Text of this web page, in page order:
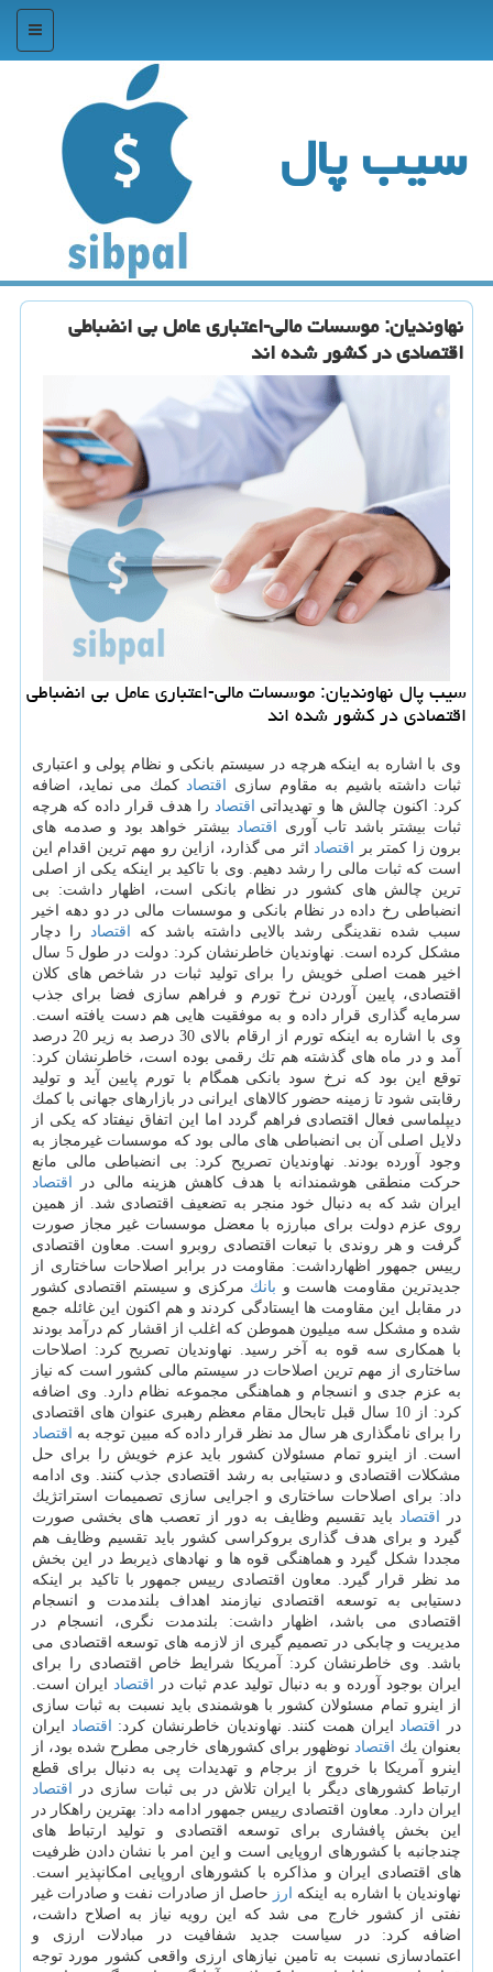
منو
سیب پال
نهاوندیان: موسسات مالی-اعتباری عامل بی انضباطی
اقتصادی در كشور شده اند
سیب پال نهاوندیان: موسسات مالی-اعتباری عامل بی انضباطی
اقتصادی در كشور شده اند
وی با اشاره به اینكه هرچه در سیستم بانكی و نظام پولی و اعتباری
ثبات داشته باشیم به مقاوم سازی اقتصاد كمك می نماید، اضافه
كرد: اكنون چالش ها و تهدیداتی اقتصاد را هدف قرار داده كه هرچه
ثبات بیشتر باشد تاب آوری اقتصاد بیشتر خواهد بود و صدمه های
برون زا كمتر بر اقتصاد اثر می گذارد، ازاین رو مهم ترین اقدام این
است كه ثبات مالی را رشد دهیم. وی با تاكید بر اینكه یكی از اصلی
ترین چالش های كشور در نظام بانكی است، اظهار داشت: بی
انضباطی رخ داده در نظام بانكی و موسسات مالی در دو دهه اخیر
سبب شده نقدینگی رشد بالایی داشته باشد كه اقتصاد
را دچار
مشكل كرده است. نهاوندیان خاطرنشان كرد: دولت در طول 5 سال
اخیر همت اصلی خویش را برای تولید ثبات در شاخص های كلان
اقتصادی، پایین آوردن نرخ تورم و فراهم سازی فضا برای جذب
سرمایه گذاری قرار داده و به موفقیت هایی هم دست یافته است.
وی با اشاره به اینكه تورم از ارقام بالای 30 درصد به زیر 20 درصد
آمد و در ماه های گذشته هم تك رقمی بوده است، خاطرنشان كرد:
توقع این بود كه نرخ سود بانكی همگام با تورم پایین آید و تولید
رقابتی شود تا زمینه حضور كالاهای ایرانی در بازارهای جهانی با كمك
دیپلماسی فعال اقتصادی فراهم گردد اما این اتفاق نیفتاد كه یكی از
دلایل اصلی آن بی انضباطی های مالی بود كه موسسات غیرمجاز به
وجود آورده بودند. نهاوندیان تصریح كرد: بی انضباطی مالی مانع
حركت منطقی هوشمندانه با هدف كاهش هزینه مالی در اقتصاد
ایران شد كه به دنبال خود منجر به تضعیف اقتصادی شد. از همین
روی عزم دولت برای مبارزه با معضل موسسات غیر مجاز صورت
گرفت و هر روندی با تبعات اقتصادی روبرو است. معاون اقتصادی
رییس جمهور اظهارداشت: مقاومت در برابر اصلاحات ساختاری از
جدیدترین مقاومت هاست و بانك مركزی و سیستم اقتصادی كشور
در مقابل این مقاومت ها ایستادگی كردند و هم اكنون این غائله جمع
شده و مشكل سه میلیون هموطن كه اغلب از اقشار كم درآمد بودند
با همكاری سه قوه به آخر رسید. نهاوندیان تصریح كرد: اصلاحات
ساختاری از مهم ترین اصلاحات در سیستم مالی كشور است كه نیاز
به عزم جدی و انسجام و هماهنگی مجموعه نظام دارد. وی اضافه
كرد: از 10 سال قبل تابحال مقام معظم رهبری عنوان های اقتصادی
را برای نامگذاری هر سال مد نظر قرار داده كه مبین توجه به اقتصاد
است. از اینرو تمام مسئولان كشور باید عزم خویش را برای حل
مشكلات اقتصادی و دستیابی به رشد اقتصادی جذب كنند. وی ادامه
داد: برای اصلاحات ساختاری و اجرایی سازی تصمیمات استراتژیك
در اقتصاد باید تقسیم وظایف به دور از تعصب های بخشی صورت
گیرد و برای هدف گذاری بروكراسی كشور باید تقسیم وظایف هم
مجددا شكل گیرد و هماهنگی قوه ها و نهادهای ذیربط در این بخش
مد نظر قرار گیرد. معاون اقتصادی رییس جمهور با تاكید بر اینكه
دستیابی به توسعه اقتصادی نیازمند اهداف بلندمدت و انسجام
اقتصادی می باشد، اظهار داشت: بلندمدت نگری، انسجام در
مدیریت و چابكی در تصمیم گیری از لازمه های توسعه اقتصادی می
باشد. وی خاطرنشان كرد: آمریكا شرایط خاص اقتصادی را برای
ایران بوجود آورده و به دنبال تولید عدم ثبات در اقتصاد ایران است.
از اینرو تمام مسئولان كشور با هوشمندی باید نسبت به ثبات سازی
در اقتصاد ایران همت كنند. نهاوندیان خاطرنشان كرد: اقتصاد ایران
بعنوان یك اقتصاد نوظهور برای كشورهای خارجی مطرح شده بود، از
اینرو آمریكا با خروج از برجام و تهدیدات پی به دنبال برای قطع
ارتباط كشورهای دیگر با ایران تلاش در بی ثبات سازی در اقتصاد
ایران دارد. معاون اقتصادی رییس جمهور ادامه داد: بهترین راهكار در
این بخش پافشاری برای توسعه اقتصادی و تولید ارتباط های
چندجانبه با كشورهای اروپایی است و این امر با نشان دادن ظرفیت
های اقتصادی ایران و مذاكره با كشورهای اروپایی امكانپذیر است.
نهاوندیان با اشاره به اینكه ارز حاصل از صادرات نفت و صادرات غیر
نفتی از كشور خارج می شد كه این رویه نیاز به اصلاح داشت،
اضافه كرد: در سیاست جدید شفافیت در مبادلات ارزی و
اعتمادسازی نسبت به تامین نیازهای ارزی واقعی كشور مورد توجه